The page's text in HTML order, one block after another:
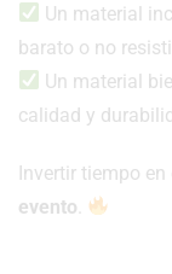
Un material
barato o no
Un material
calidad y
Invertir tiempo
evento